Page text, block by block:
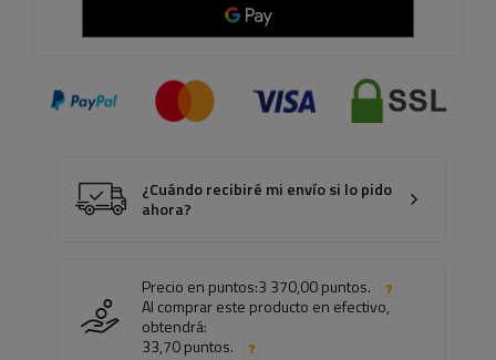
¿Cuándo recibiré mi envío si lo pido
ahora?
Precio en puntos:3 370,00 puntos.
Al comprar este producto en efectivo,
obtendrá:
33,70 puntos.